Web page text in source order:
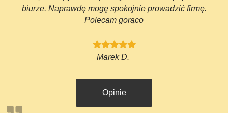
biurze. Naprawdę mogę spokojnie prowadzić firmę.
Polecam gorąco
Marek D.
Opinie